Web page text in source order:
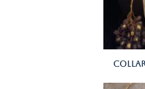
collar